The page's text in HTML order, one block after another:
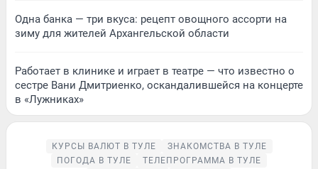
Одна банка — три вкуса: рецепт овощного ассорти на
зиму для жителей Архангельской области
Работает в клинике и играет в театре — что известно о
сестре Вани Дмитриенко, оскандалившейся на концерте
в «Лужниках»
КУРСЫ ВАЛЮТ В ТУЛЕ
ЗНАКОМСТВА В ТУЛЕ
ПОГОДА В ТУЛЕ
ТЕЛЕПРОГРАММА В ТУЛЕ